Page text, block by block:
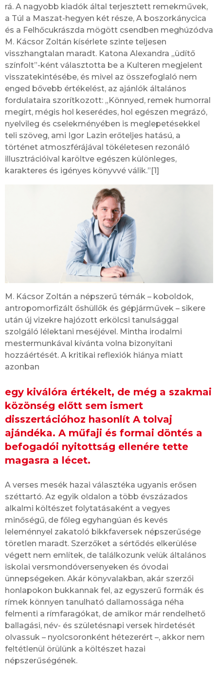
rá. A nagyobb kiadók által terjesztett remekművek,
a Túl a Maszat-hegyen két része, A boszorkánycica
és a Felhőcukrászda mögött csendben meghúzódva
M. Kácsor Zoltán kísérlete szinte teljesen
visszhangtalan maradt. Katona Alexandra „üdítő
színfolt”-ként választotta be a Kulteren megjelent
visszatekintésébe, és mivel az összefoglaló nem
enged bővebb értékelést, az ajánlók általános
fordulataira szorítkozott: „Könnyed, remek humorral
megírt, mégis hol keserédes, hol egészen megrázó,
nyelvileg és cselekményében is meglepetésekkel
teli szöveg, ami Igor Lazin erőteljes hatású, a
történet atmoszférájával tökéletesen rezonáló
illusztrációival karöltve egészen különleges,
karakteres és igényes könyvvé válik.”[1]
M. Kácsor Zoltán a népszerű témák – koboldok,
antropomorfizált őshüllők és gépjárművek – sikere
után új vizekre hajózott erkölcsi tanulsággal
szolgáló lélektani meséjével. Mintha irodalmi
mestermunkával kívánta volna bizonyítani
hozzáértését. A kritikai reflexiók hiánya miatt
azonban
egy kiválóra értékelt, de még a szakmai
közönség előtt sem ismert
disszertációhoz hasonlít A tolvaj
ajándéka. A műfaji és formai döntés a
befogadói nyitottság ellenére tette
magasra a lécet.
A verses mesék hazai választéka ugyanis erősen
széttartó. Az egyik oldalon a több évszázados
alkalmi költészet folytatásaként a vegyes
minőségű, de főleg egyhangúan és kevés
leleménnyel zakatoló bikkfaversek népszerűsége
töretlen maradt. Szerzőket a sértődés elkerülése
végett nem említek, de találkozunk velük általános
iskolai versmondóversenyeken és óvodai
ünnepségeken. Akár könyvalakban, akár szerzői
honlapokon bukkannak fel, az egyszerű formák és
rímek könnyen tanulható dallamossága néha
felmenti a rímfaragókat, de amikor már rendelhető
ballagási, név- és születésnapi versek hirdetését
olvassuk – nyolcsoronként hétezerért –, akkor nem
feltétlenül örülünk a költészet hazai
népszerűségének.